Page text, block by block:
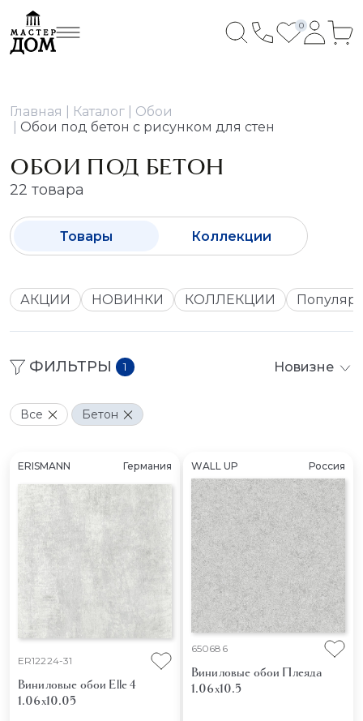
0
Главная Каталог
Обои
Обои под бетон с рисунком для стен
ОБОИ ПОД БЕТОН
22 товара
Товары Коллекции
АКЦИИ НОВИНКИ КОЛЛЕКЦИИ
ФИЛЬТРЫ 1 Новизне
Все Бетон
ERISMANN Германия
ER12224-31
Виниловые обои Elle 4
1.06x10.05
WALL UP Россия
650686
Виниловые обои Плеяда
1.06x10.5